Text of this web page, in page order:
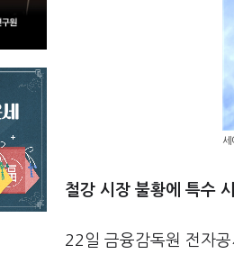
세
철강 시장 불황에 특수
22일 금융감독원 전자